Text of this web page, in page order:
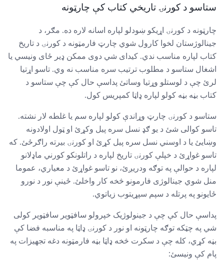
ستاسو د کورنۍ تاریخي کتاب کې چارټونه
چارټونه د کورنۍ اړیکو ښودلو لپاره اسانه لاره ده. مګر، د
جینالوژستان لخوا کارول شوي چارټ فارمټونه د کورنۍ د تاریخ
کتاب لپاره مناسب ندي. کیدای شي دوی ممکن ډیر ځای ونیسي یا
اشغال ستاسو د مطلوب ترتیب سره مناسب نه وي. تاسو اړتیا
لرئ چې د لوستلو وړتیا وساتئ پداسې حال کې چې ستاسو د
کتاب بڼه بڼه کولو لپاره ډاټا کمپریس کول.
ستاسو د کورنۍ چارټ وړاندې کولو لپاره سم یا غلطه لار نشته.
تاسو کوالی شئ د یو ګډ نسل سره پیل وکړئ او ټول اولادونه
وښایئ یا د اوسني نسل سره پیل کړئ او کورنۍ بیرته راګرځئ. که
تاسو غواړئ د خپلې کورنۍ تاریخ لپاره د راتلونکو کورني ماډلانو
لپاره د حوالې په توګه ودریږئ، نو تاسو غواړئ د معیاري، عموما
منل شوي جینالوژی فارمونو څخه کار واخلئ. ځینې ​​نور د نورو
ځایونو په پرتله د سپم سپړیتوب زیاتوي.
پداسې حال کې چې د جینولوژیک خپرولو سافټویر سافټویر کولی
شي په چټکه توګه چارټونه او نور د کورنۍ ډاټا په مناسبه فضا کې
بڼه کړي، کله چې د سکرت څخه ډاټا بڼه فارمټونه دغه تجهیزات په
پام کې ونیسئ: